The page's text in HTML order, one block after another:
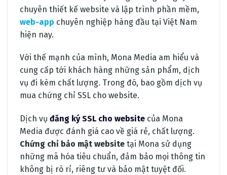
chuyên thiết kế website và lập trình phần mềm,
web-app chuyên nghiệp hàng đầu tại Việt Nam
hiện nay.
Với thế mạnh của mình, Mona Media am hiểu và
cung cấp tới khách hàng những sản phẩm, dịch
vụ đi kèm chất lượng. Trong đó, bao gồm dịch vụ
mua chứng chỉ SSL cho website.
Dịch vụ đăng ký SSL cho website của Mona
Media được đánh giá cao về giá rẻ, chất lượng.
Chứng chỉ bảo mật website tại Mona sử dụng
những mã hóa tiêu chuẩn, đảm bảo mọi thông tin
không bị rò rỉ, riêng tư và bảo mật tuyệt đối.